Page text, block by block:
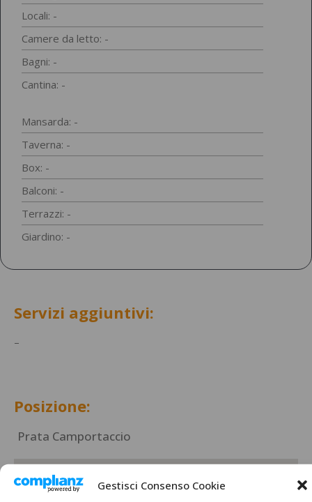
Gestisci Consenso Cookie
Locali: -
Camere da letto: -
Bagni: -
Cantina: -
Mansarda: -
Taverna: -
Box: -
Balconi: -
Terrazzi: -
Giardino: -
Servizi aggiuntivi:
–
Posizione:
Prata Camportaccio